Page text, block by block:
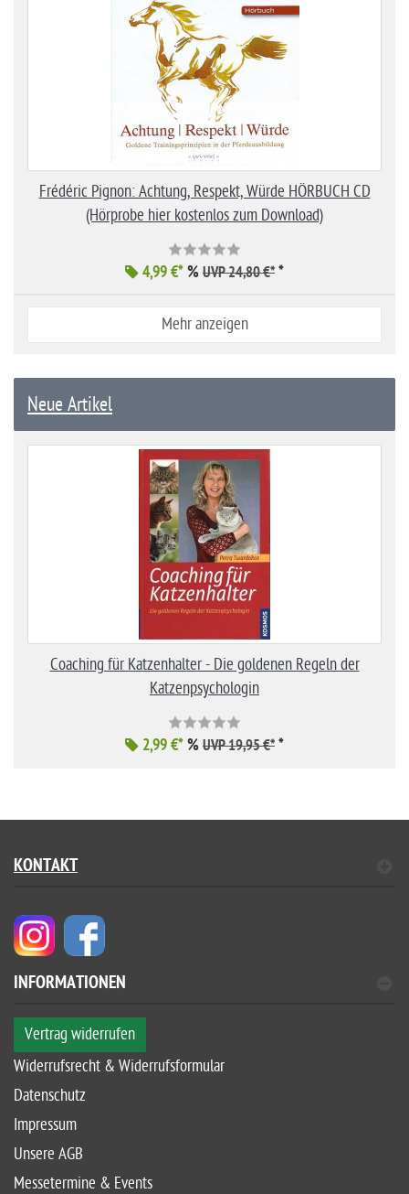
Frédéric Pignon: Achtung, Respekt, Würde HÖRBUCH CD
(Hörprobe hier kostenlos zum Download)
4,99 €*% UVP 24,80 €* *
Mehr anzeigen
Neue Artikel
Coaching für Katzenhalter - Die goldenen Regeln der
Katzenpsychologin
2,99 €*% UVP 19,95 €* *
KONTAKT
INFORMATIONEN
Vertrag widerrufen
Widerrufsrecht & Widerrufsformular
Datenschutz
Impressum
Unsere AGB
Messetermine & Events